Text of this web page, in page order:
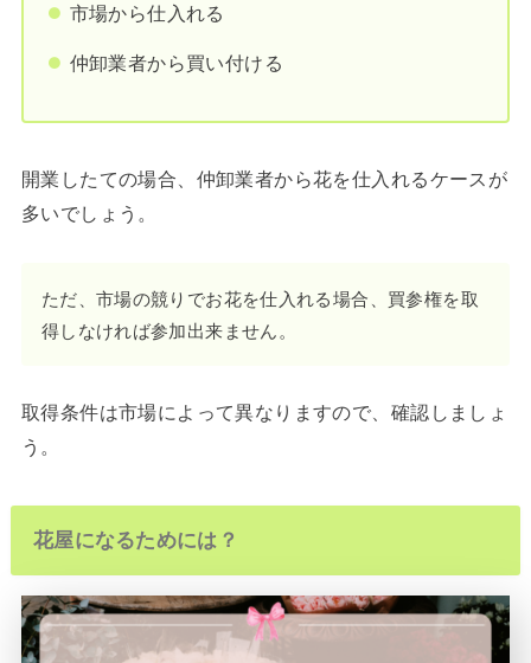
市場から仕入れる
仲卸業者から買い付ける
開業したての場合、仲卸業者から花を仕入れるケースが
多いでしょう。
ただ、市場の競りでお花を仕入れる場合、買参権を取
得しなければ参加出来ません。
取得条件は市場によって異なりますので、確認しましょ
う。
花屋になるためには？